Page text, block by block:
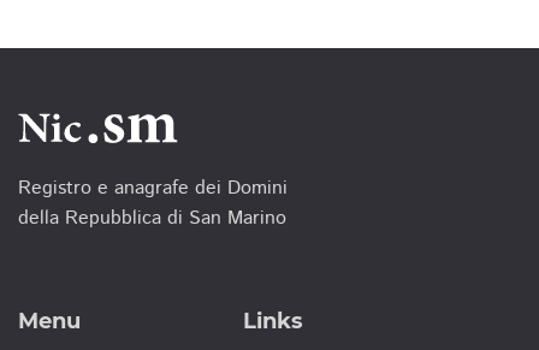
Registro e anagrafe dei Domini
della Repubblica di San Marino
Menu Links